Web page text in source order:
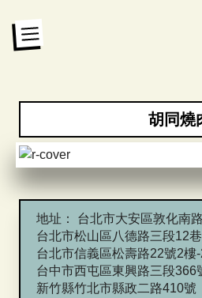
胡同燒
地址：
台北市大安區敦化南
台北市松山區八德路三段12
台北市信義區松壽路22號2樓-
台中市西屯區東興路三段366
新竹縣竹北市縣政二路410號